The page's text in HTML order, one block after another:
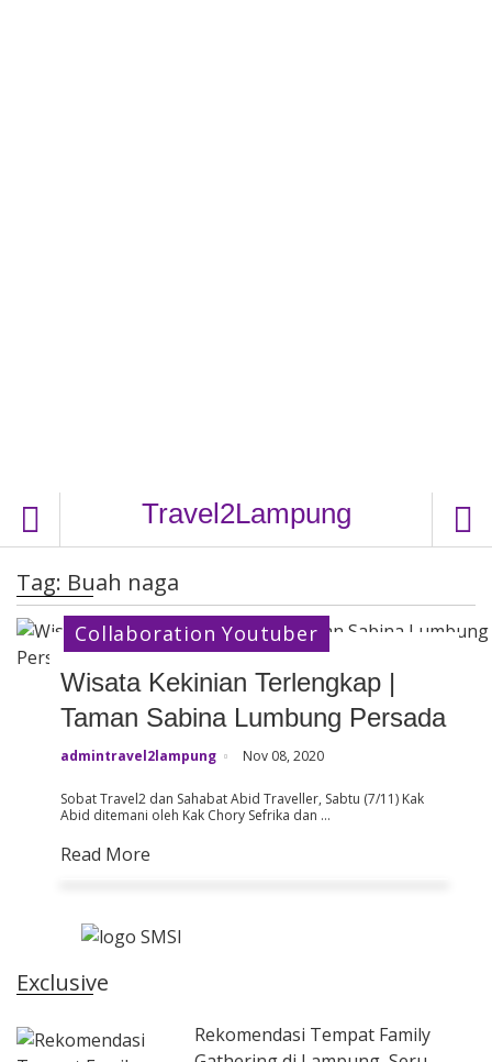
Travel2Lampung
Tag: Buah naga
Wisata Kekinian Terlengkap |
Taman Sabina Lumbung Persada
admintravel2lampung Nov 08, 2020
Sobat Travel2 dan Sahabat Abid Traveller, Sabtu (7/11) Kak
Abid ditemani oleh Kak Chory Sefrika dan …
Read More
Collaboration Youtuber
Exclusive
Rekomendasi Tempat Family